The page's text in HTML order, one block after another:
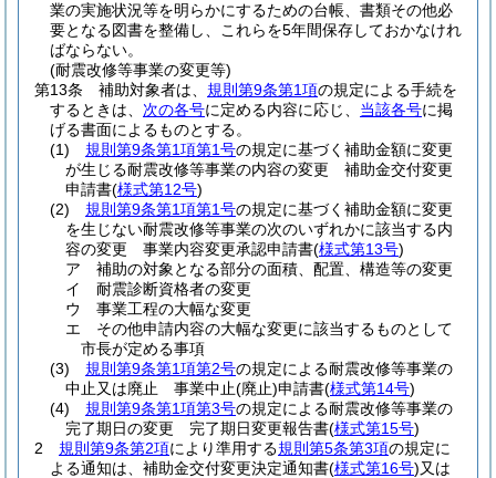
業の実施状況等を明らかにするための台帳、書類その他必
要となる図書を整備し、これらを5年間保存しておかなけれ
ばならない。
(耐震改修等事業の変更等)
第13条
補助対象者は、 規則第9条第1項の規定による手続を
するときは、 次の各号に定める内容に応じ、 当該各号に掲
げる書面によるものとする。
(1)
規則第9条第1項第1号の規定に基づく補助金額に変更
が生じる耐震改修等事業の内容の変更 補助金交付変更
申請書(様式第12号)
(2)
規則第9条第1項第1号の規定に基づく補助金額に変更
を生じない耐震改修等事業の次のいずれかに該当する内
容の変更 事業内容変更承認申請書(様式第13号)
ア
補助の対象となる部分の面積、配置、構造等の変更
イ
耐震診断資格者の変更
ウ
事業工程の大幅な変更
エ
その他申請内容の大幅な変更に該当するものとして
市長が定める事項
(3)
規則第9条第1項第2号の規定による耐震改修等事業の
中止又は廃止 事業中止(廃止)申請書(様式第14号)
(4)
規則第9条第1項第3号の規定による耐震改修等事業の
完了期日の変更 完了期日変更報告書(様式第15号)
2
規則第9条第2項により準用する規則第5条第3項の規定に
よる通知は、補助金交付変更決定通知書(様式第16号)又は